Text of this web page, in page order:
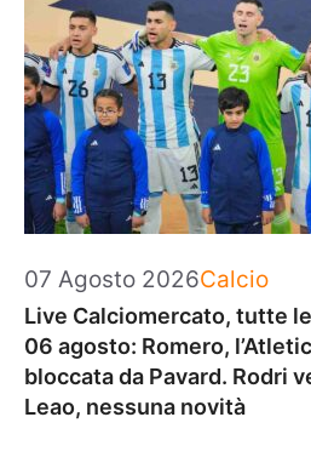
07 Agosto 2026Categorie
Calcio
Live Calciomercato, tutte
06 agosto: Romero,
bloccata da Pavard. Rodri
Leao, nessuna novità